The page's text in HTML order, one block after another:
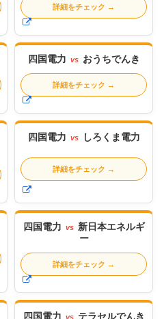
詳細をチェック →
四国電力 vs おうちでんき
詳細をチェック →
四国電力 vs しろくま電力
詳細をチェック →
四国電力 vs 新日本エネルギ
ー
詳細をチェック →
四国電力 vs テラセルでんき